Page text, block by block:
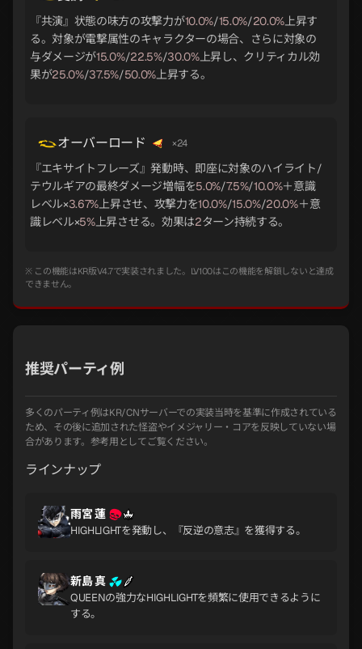
『共演』状態の味方の攻撃力が10.0%/15.0%/20.0%上昇す
る。対象が電撃属性のキャラクターの場合、さらに対象の
与ダメージが15.0%/22.5%/30.0%上昇し、クリティカル効
果が25.0%/37.5%/50.0%上昇する。
オーバーロード ×24
『エキサイトフレーズ』発動時、即座に対象のハイライト/
テウルギアの最終ダメージ増幅を5.0%/7.5%/10.0%＋意識
レベル×3.67%上昇させ、攻撃力を10.0%/15.0%/20.0%＋意
識レベル×5%上昇させる。効果は2ターン持続する。
※ この機能はKR版V4.7で実装されました。LV100はこの機能を解鎖しないと達成
できません。
推奨パーティ例
多くのパーティ例はKR/CNサーバーでの実装当時を基準に作成されている
ため、その後に追加された怪盗やイメジャリー・コアを反映していない場
合があります。参考用としてご覧ください。
ラインナップ
雨宮 蓮
HIGHLIGHTを発動し、『反逆の意志』を獲得する。
新島 真
QUEENの強力なHIGHLIGHTを頻繁に使用できるように
する。